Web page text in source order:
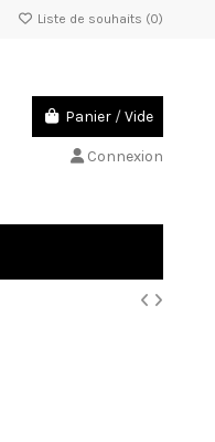
Liste de souhaits (0)
Panier /Vide
Connexion